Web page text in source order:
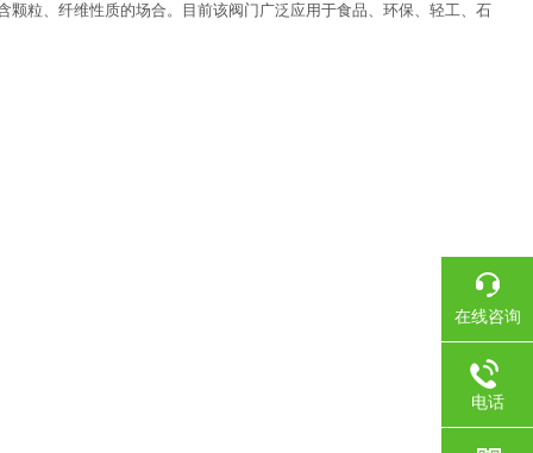
粒、纤维性质的场合。目前该阀门广泛应用于食品、环保、轻工、石
在线咨询
电话